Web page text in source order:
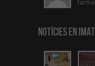
Notícies en